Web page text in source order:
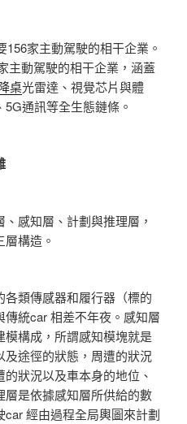
家主動駕駛的相干企業。
主動駕駛的相干企業，涵蓋
桌光雷達、視覺芯片與體
通訊等全生態鏈條。
感知層、計劃與推理層，
構造。
類傳感器和履行器（標的
統car 相差不年夜。感知層
構成，所謂感知模塊就是
途徑的狀態，周遭的狀況
狀況以及車本身的地位、
是依據感知層所供給的數
經由過程全局輿圖來計劃